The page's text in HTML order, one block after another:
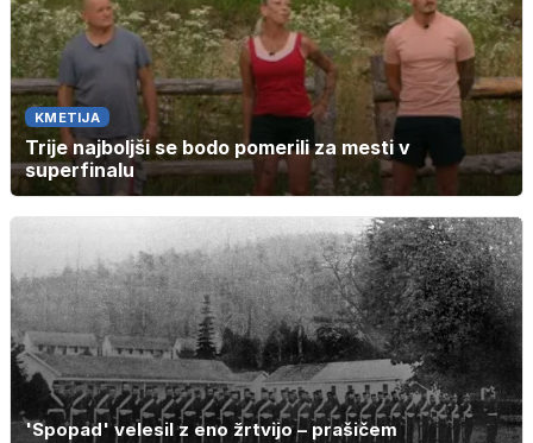
KMETIJA
Trije najboljši se bodo pomerili za mesti v
superfinalu
'Spopad' velesil z eno žrtvijo – prašičem